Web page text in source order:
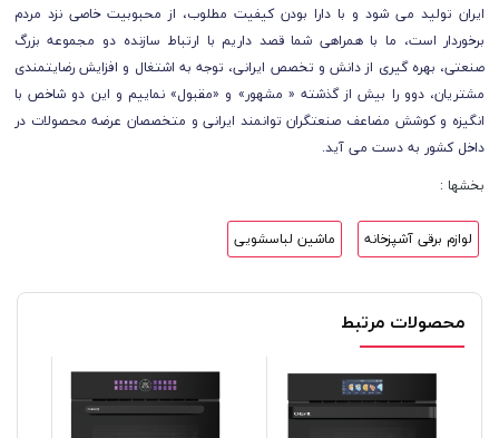
ایران تولید می شود و با دارا بودن کیفیت مطلوب، از محبوبیت خاصی نزد مردم
برخوردار است، ما با همراهی شما قصد داریم با ارتباط سازنده دو مجموعه بزرگ
صنعتی، بهره گیری از دانش و تخصص ایرانی، توجه به اشتغال و افزایش رضایتمندی
مشتریان، دوو را بیش از گذشته « مشهور» و «مقبول» نماییم و این دو شاخص با
انگیزه و کوشش مضاعف صنعتگران توانمند ایرانی و متخصصان عرضه محصولات در
داخل کشور به دست می آید.
بخشها :
لوازم برقی آشپزخانه ماشین لباسشویی
محصولات مرتبط